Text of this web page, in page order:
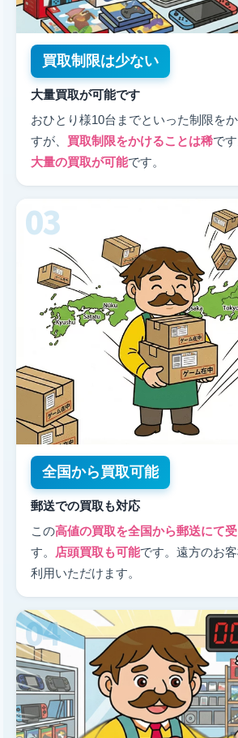
買取制限は少ない
大量買取が可能です
おひとり様10台までといった制限を
すが、 買取制限をかけることは稀で
大量の買取が可能です。
全国から買取可能
郵送での買取も対応
この高値の買取を全国から郵送にて
す。 店頭買取も可能です。遠方のお
利用いただけます。